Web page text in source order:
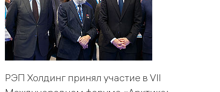
РЭП Холдинг принял участие в VII